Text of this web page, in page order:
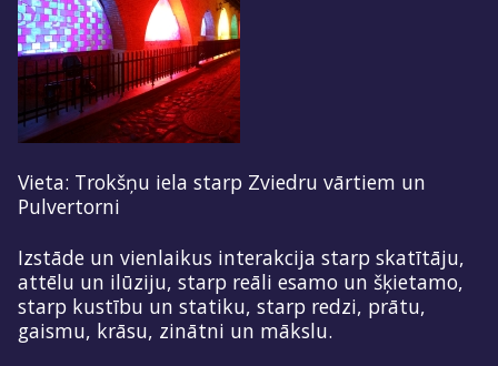
Vieta: Trokšņu iela starp Zviedru vārtiem un
Pulvertorni
Izstāde un vienlaikus interakcija starp skatītāju,
attēlu un ilūziju, starp reāli esamo un šķietamo,
starp kustību un statiku, starp redzi, prātu,
gaismu, krāsu, zinātni un mākslu.